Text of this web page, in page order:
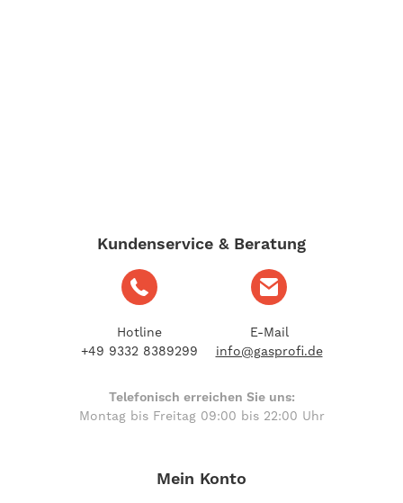
Kundenservice & Beratung
Hotline
+49 9332 8389299
E-Mail
info@gasprofi.de
Telefonisch erreichen Sie uns:
Montag bis Freitag 09:00 bis 22:00 Uhr
Mein Konto